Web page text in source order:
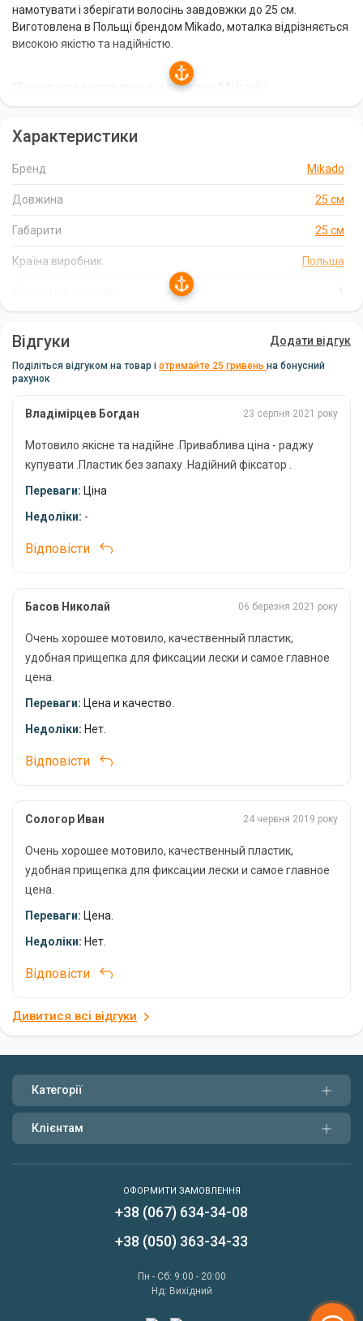
намотувати і зберігати волосінь завдовжки до 25 см.
Виготовлена в Польщі брендом Mikado, моталка відрізняється
високою якістю та надійністю.
Переваги моталки з кліпсою Mikado
легку вагу, що робить її зручною для перенесення та
Надійна фіксація:
запобігаючи її розмотуванню та сплутуванню.
прослужить вам довгий час.
До комплекту поставки входить 1 моталка з кліпсою Mikado.
Технічні характеристики
Довжина:
Матеріал:пластик
Виробник: Mikado
Країна виробництва: Польща
Замовляйте моталку з кліпсою Mikado прямо
зараз!
Не втрачайте можливість придбати моталку з кліпсою Mikado і
вашої риболовлі!
Характеристики
Бренд Mikado
Довжина 25 см
Габарити 25 см
Країна виробник Польша
Відгуки Додати відгук
Поділіться відгуком на товар і отримайте 25 гривень на бонусний
рахунок
Владімірцев Богдан 23 серпня 2021 року
Мотовило якісне та надійне .Приваблива ціна - раджу
купувати .Пластик без запаху .Надійний фіксатор .
Переваги: Ціна
Недоліки: -
Відповісти
Басов Николай 06 березня 2021 року
Очень хорошее мотовило, качественный пластик,
удобная прищепка для фиксации лески и самое главное
цена.
Переваги: Цена и качество.
Недоліки: Нет.
Відповісти
Сологор Иван 24 червня 2019 року
Очень хорошее мотовило, качественный пластик,
удобная прищепка для фиксации лески и самое главное
цена.
Переваги: Цена.
Недоліки: Нет.
Відповісти
Дивитися всі відгуки
Категорії
Клієнтам
ОФОРМИТИ ЗАМОВЛЕННЯ
+38 (067) 634-34-08
+38 (050) 363-34-33
Пн - Сб: 9:00 - 20:00
Нд: Вихідний